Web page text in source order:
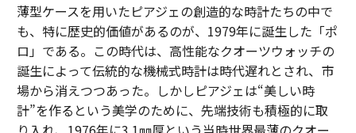
薄型ケースを用いたピアジェの創造的な時計たちの中で
も、特に歴史的価値があるのが、1979年に誕生した「ポ
ロ」である。この時代は、高性能なクオーツウォッチの
誕生によって伝統的な機械式時計は時代遅れとされ、市
場から消えつつあった。しかしピアジェは“美しい時
計”を作るという美学のために、先端技術も積極的に取